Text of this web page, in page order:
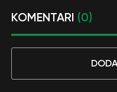
KOMENTARI (0)